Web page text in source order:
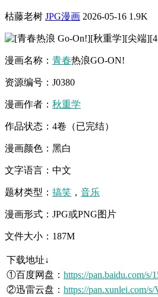
枯藤老树 JPG漫画 2026-05-16 1.9K
漫画名称： 青春热浪GO-ON!
资源编号：J0380
漫画作者： 秋重学
作品状态：4卷（已完结）
漫画颜色：黑白
文字语言：中文
题材类型： 搞笑 ， 音乐
漫画形式：JPG或PNG图片
文件大小：187M
下载地址↓
①百度网盘： https://pan.baidu.com/
②迅雷云盘： https://pan.xunlei.com/